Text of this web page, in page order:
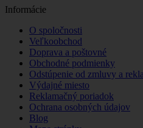
Informácie
O spoločnosti
Veľkoobchod
Doprava a poštovné
Obchodné podmienky
Odstúpenie od zmluvy a
Výdajné miesto
Reklamačný poriadok
Ochrana osobných údajov
Blog